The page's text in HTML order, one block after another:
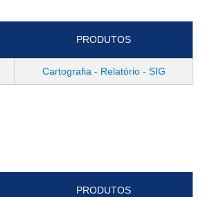
PRODUTOS
Cartografia - Relatório - SIG
PRODUTOS